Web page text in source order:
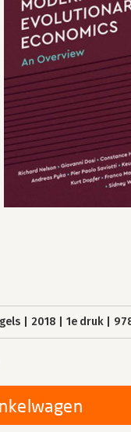
2018 1e druk